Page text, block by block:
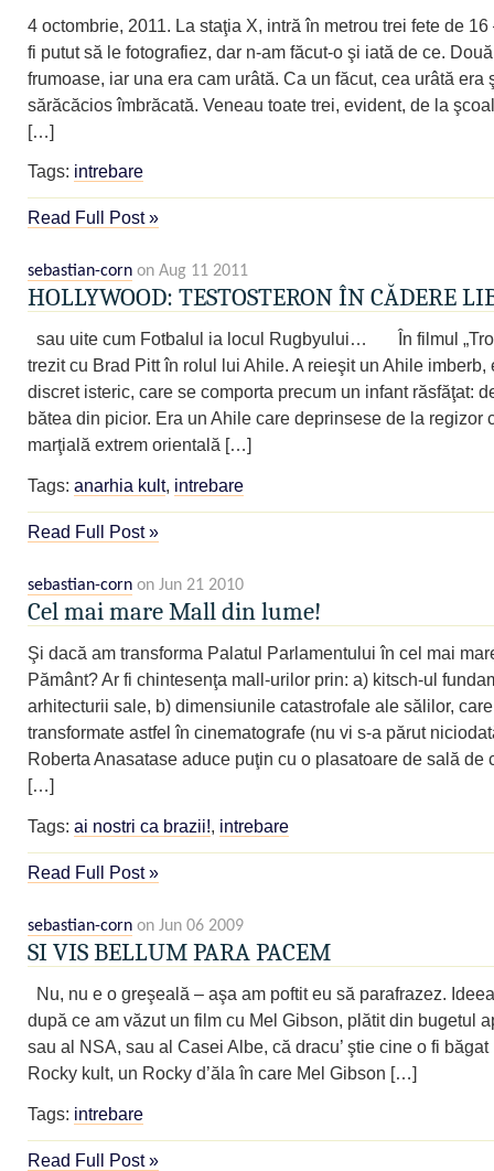
4 octombrie, 2011. La staţia X, intră în metrou trei fete de
fi putut să le fotografiez, dar n-am făcut-o şi iată de ce.
frumoase, iar una era cam urâtă. Ca un făcut, cea urâtă era
sărăcăcios îmbrăcată. Veneau toate trei, evident, de la
[…]
Tags: intrebare
Read Full Post »
sebastian-corn on Aug 11 2011
HOLLYWOOD: TESTOSTERON ÎN CĂDERE
sau uite cum Fotbalul ia locul Rugbyului… În filmul
trezit cu Brad Pitt în rolul lui Ahile. A reieşit un Ahile imberb,
discret isteric, care se comporta precum un infant răsfăţat:
bătea din picior. Era un Ahile care deprinsese de la regizor
marţială extrem orientală […]
Tags: anarhia kult, intrebare
Read Full Post »
sebastian-corn on Jun 21 2010
Cel mai mare Mall din lume!
Şi dacă am transforma Palatul Parlamentului în cel mai
Pământ? Ar fi chintesenţa mall-urilor prin: a) kitsch-ul
arhitecturii sale, b) dimensiunile catastrofale ale sălilor,
transformate astfel în cinematografe (nu vi s-a părut
Roberta Anasatase aduce puţin cu o plasatoare de sală de
[…]
Tags: ai nostri ca brazii!, intrebare
Read Full Post »
sebastian-corn on Jun 06 2009
SI VIS BELLUM PARA PACEM
Nu, nu e o greşeală – aşa am poftit eu să parafrazez.
după ce am văzut un film cu Mel Gibson, plătit din bugetul
sau al NSA, sau al Casei Albe, că dracu’ ştie cine o fi
Rocky kult, un Rocky d’ăla în care Mel Gibson […]
Tags: intrebare
Read Full Post »